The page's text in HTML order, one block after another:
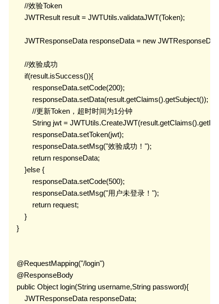
        //效验Token
        JWTResult result = JWTUtils.validataJWT(Token);
JWTResponseData responseData = new
        //效验成功
        if(result.isSuccess()){
            responseData.setCode(200);
            responseData.setData(result.getClaims().getSubject());
            //更新Token，超时时间为1分钟
String jwt =
            responseData.setToken(jwt);
            responseData.setMsg("效验成功！");
            return responseData;
        }else {
            responseData.setCode(500);
            responseData.setMsg("用户未登录！");
            return request;
        }
    }
    @RequestMapping("/login")
    @ResponseBody
    public Object login(String username,String password){
        JWTResponseData responseData;